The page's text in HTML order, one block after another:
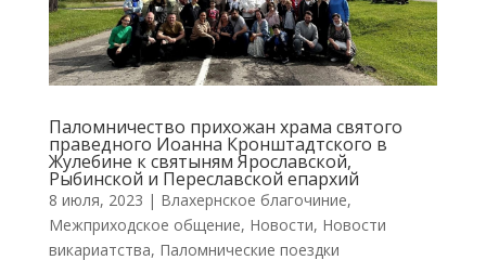
Паломничество прихожан храма святого
праведного Иоанна Кронштадтского в
Жулебине к святыням Ярославской,
Рыбинской и Переславской епархий
8 июля, 2023 | Влахернское благочиние,
Межприходское общение, Новости, Новости
викариатства, Паломнические поездки